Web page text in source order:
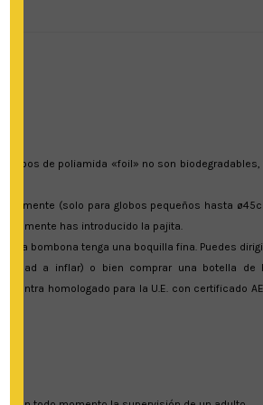
de poliamida «foil» no son biodegradables,
(solo para globos pequeños hasta
has introducido la pajita.
la bombona tenga una boquilla fina. Puedes
a inflar) o bien comprar una botella de
homologado para la U.E. con certificado